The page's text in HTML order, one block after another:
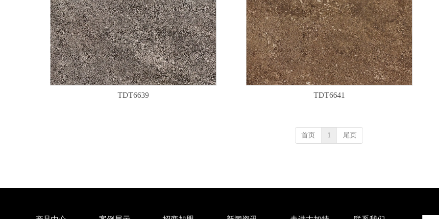
TDT6639 TDT6641
首页 1 尾页